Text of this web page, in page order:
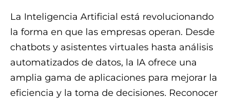
La Inteligencia Artificial está revolucionando
la forma en que las empresas operan. Desde
chatbots y asistentes virtuales hasta análisis
automatizados de datos, la IA ofrece una
amplia gama de aplicaciones para mejorar la
eficiencia y la toma de decisiones. Reconocer